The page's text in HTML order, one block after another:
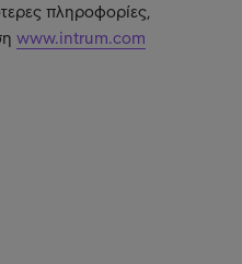
πληροφορίες,
www.intrum.com